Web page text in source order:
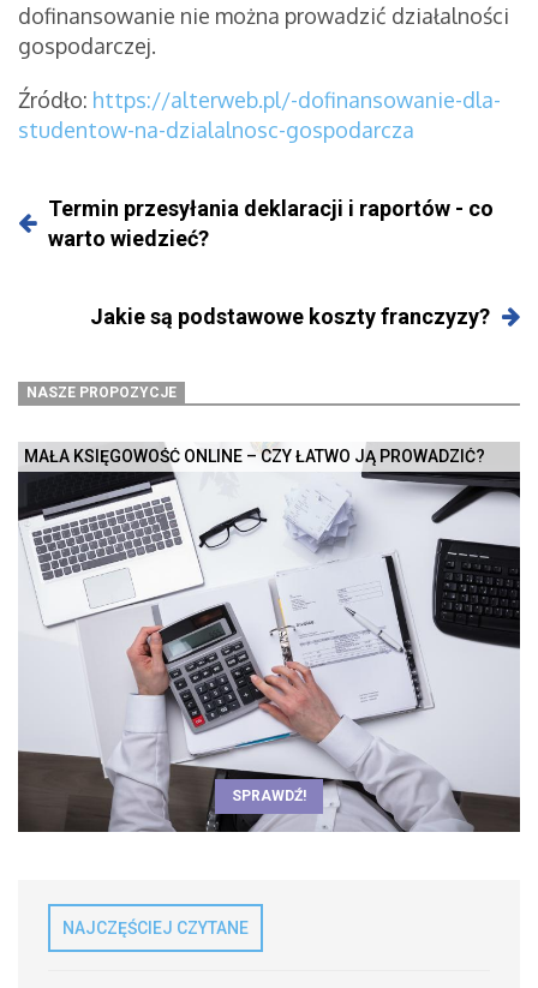
dofinansowanie nie można prowadzić działalności
gospodarczej.
Źródło: https://alterweb.pl/-dofinansowanie-dla-
studentow-na-dzialalnosc-gospodarcza
Termin przesyłania deklaracji i raportów - co
warto wiedzieć?
Jakie są podstawowe koszty franczyzy?
NASZE PROPOZYCJE
MAŁA KSIĘGOWOŚĆ ONLINE – CZY ŁATWO JĄ PROWADZIĆ?
SPRAWDŹ!
NAJCZĘŚCIEJ CZYTANE